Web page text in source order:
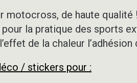
motocross, de haute qualité !
la pratique des sports
de la chaleur
/ stickers pour :